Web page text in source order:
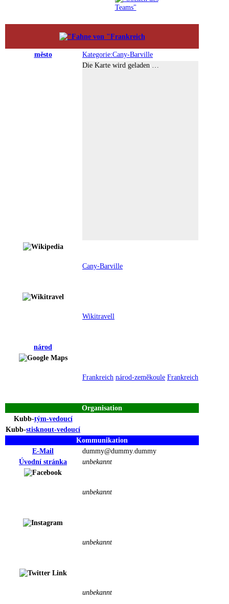
město
Kategorie:Cany-Barville
Die Karte wird geladen …
Cany-Barville
Wikitravell
národ
Frankreich národ-zeměkoule Frankreich
Organisation
Kubb-tým-vedoucí
Kubb-stisknout-vedoucí
Kommunikation
E-Mail
dummy@dummy.dummy
Úvodní stránka
unbekannt
unbekannt
unbekannt
unbekannt